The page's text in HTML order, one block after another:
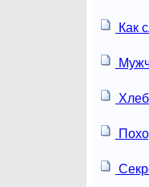
Как